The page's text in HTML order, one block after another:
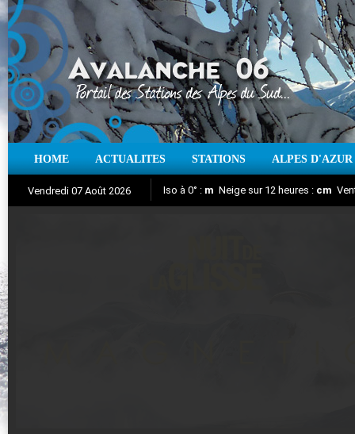
HOME ACTUALITES STATIONS ALPES D'AZUR
Vendredi 07 Août 2026 Iso à 0° : m Neige sur 12 heures : cm